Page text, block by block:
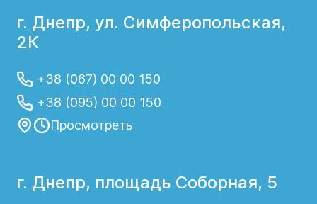
г. Днепр, ул. Симферопольская,
2К
+38 (067) 00 00 150
+38 (095) 00 00 150
Просмотреть
г. Днепр, площадь Соборная, 5